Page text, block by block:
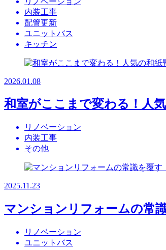
内装工事
配管更新
ユニットバス
キッチン
2026.01.08
和室がここまで変わる！人
リノベーション
内装工事
その他
2025.11.23
マンションリフォームの常
リノベーション
ユニットバス